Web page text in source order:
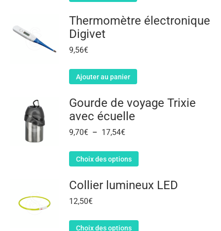
Thermomètre électronique
Digivet
9,56€
Ajouter au panier
Gourde de voyage Trixie
avec écuelle
9,70€ – 17,54€
Choix des options
Collier lumineux LED
12,50€
Choix des options